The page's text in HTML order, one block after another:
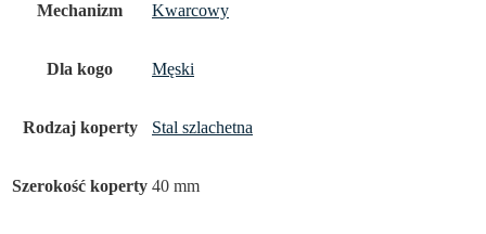
Mechanizm Kwarcowy
Dla kogo Męski
Rodzaj koperty Stal szlachetna
Szerokość koperty 40 mm